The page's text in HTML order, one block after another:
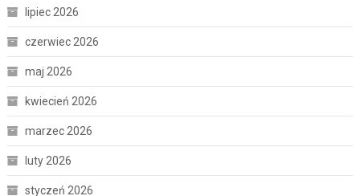
lipiec 2026
czerwiec 2026
maj 2026
kwiecień 2026
marzec 2026
luty 2026
styczeń 2026